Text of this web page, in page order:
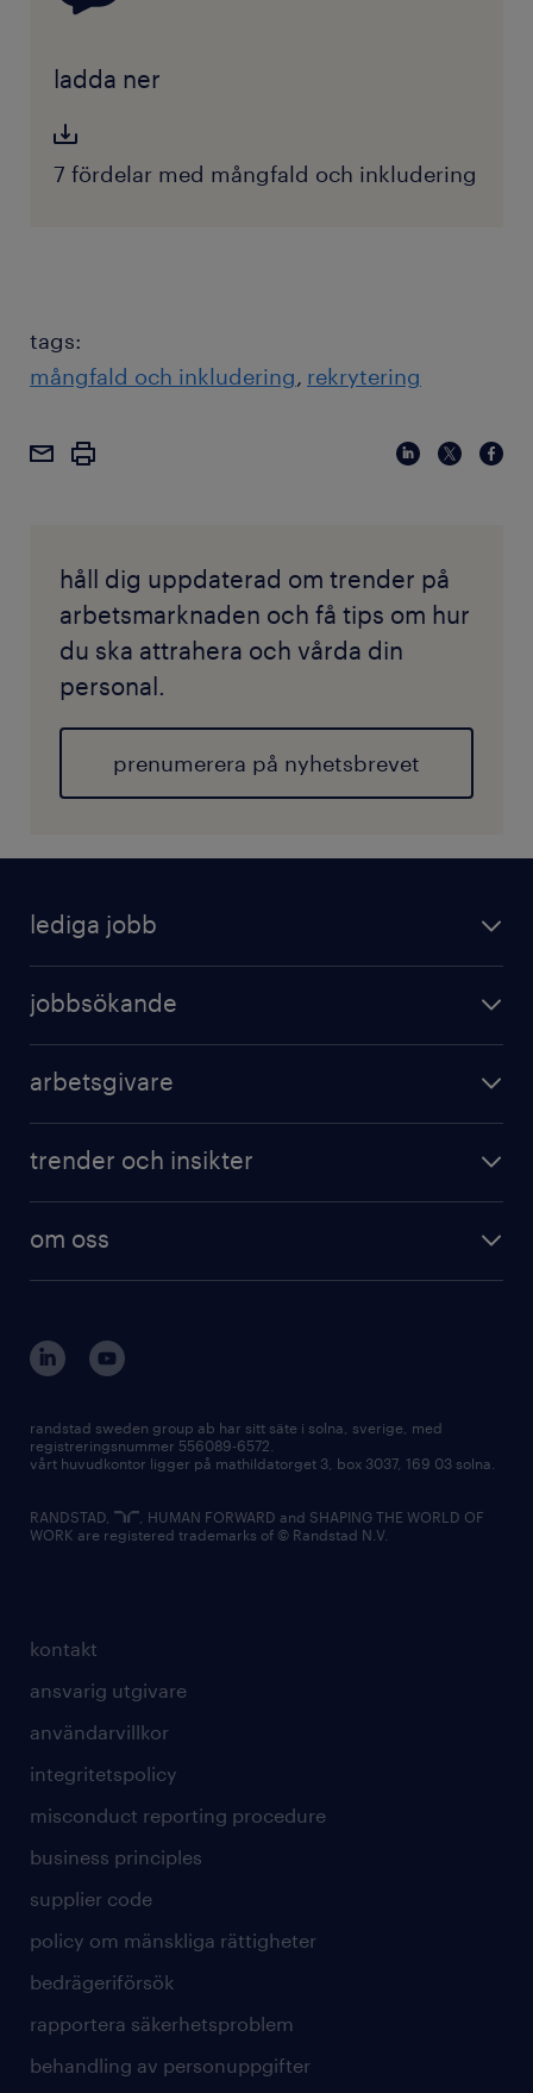
ladda ner
7 fördelar med mångfald och inkludering
tags:
mångfald och inkludering rekrytering
håll dig uppdaterad om trender på
arbetsmarknaden och få tips om hur
du ska attrahera och vårda din
personal.
prenumerera på nyhetsbrevet
lediga jobb
jobbsökande
arbetsgivare
trender och insikter
om oss
kontakt
ansvarig utgivare
användarvillkor
integritetspolicy
misconduct reporting procedure
business principles
supplier code
policy om mänskliga rättigheter
bedrägeriförsök
rapportera säkerhetsproblem
behandling av personuppgifter
randstad sweden group ab har sitt säte i solna, sverige, med
registreringsnummer 556089-6572.
vårt huvudkontor ligger på mathildatorget 3, box 3037, 169 03 solna.
RANDSTAD,
, HUMAN FORWARD and SHAPING THE WORLD OF
WORK are registered trademarks of © Randstad N.V.